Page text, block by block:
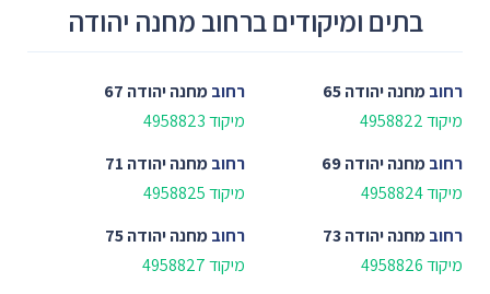
בתים ומיקודים ברחוב מחנה יהודה
רחובמחנה יהודה 65
מיקוד 4958822
רחובמחנה יהודה 67
מיקוד 4958823
רחובמחנה יהודה 69
מיקוד 4958824
רחובמחנה יהודה 71
מיקוד 4958825
רחובמחנה יהודה 73
מיקוד 4958826
רחובמחנה יהודה 75
מיקוד 4958827